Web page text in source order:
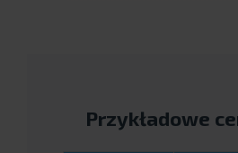
Przykładowe